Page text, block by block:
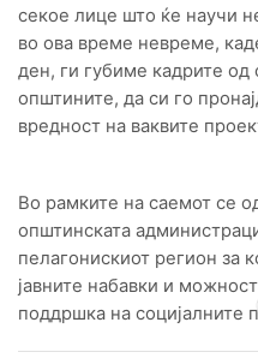
секое лице што ќе научи
во ова време невреме,
ден, ги губиме кадрите од
општините, да си го
вредност на ваквите
Во рамките на саемот се
општинската
пелагонискиот регион за
јавните набавки и
поддршка на социјалните